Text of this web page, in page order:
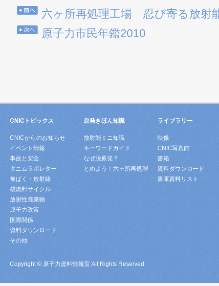
六ヶ所再処理工場 忍び寄る放射
原子力市民年鑑2010
CNICトピックス
CNICからのお知らせ
イベント情報
事故と安全
タニムラボレター
被ばく・放射線
核燃料サイクル
放射性廃棄物
原子力政策
国際関係
資料ダウンロード
その他
原発きほん知識
放射能ミニ知識
キーワードガイド
なぜ脱原発？
とめよう！六ヶ所再処理
ライブラリー
映像
CNIC写真館
書籍
資料ダウンロード
書庫資料リスト
Copyright © 原子力資料情報室 All Rights Reserved.